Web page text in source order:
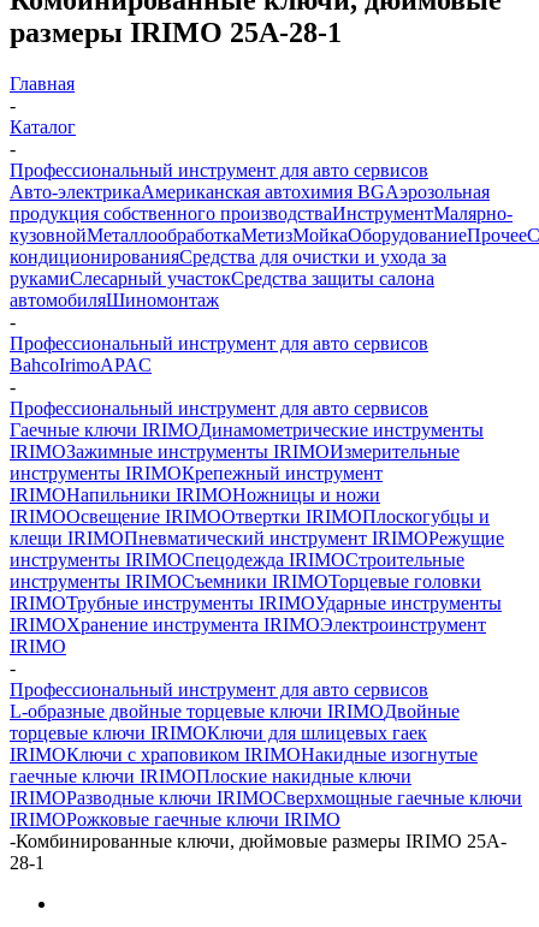
размеры IRIMO 25A-28-1
Главная
-
Каталог
-
Профессиональный инструмент для авто сервисов
Авто-электрикаАмериканская автохимия BGАэрозольная
продукция собственного производстваИнструментМалярно-
кузовнойМеталлообработкаМетизМойкаОборудованиеПрочее
кондиционированияСредства для очистки и ухода за
рукамиСлесарный участокСредства защиты салона
автомобиляШиномонтаж
-
Профессиональный инструмент для авто сервисов
BahcoIrimoAPAC
-
Профессиональный инструмент для авто сервисов
Гаечные ключи IRIMOДинамометрические инструменты
IRIMOЗажимные инструменты IRIMOИзмерительные
инструменты IRIMOКрепежный инструмент
IRIMOНапильники IRIMOНожницы и ножи
IRIMOОсвещение IRIMOОтвертки IRIMOПлоскогубцы и
клещи IRIMOПневматический инструмент IRIMOРежущие
инструменты IRIMOСпецодежда IRIMOСтроительные
инструменты IRIMOСъемники IRIMOТорцевые головки
IRIMOТрубные инструменты IRIMOУдарные инструменты
IRIMOХранение инструмента IRIMOЭлектроинструмент
IRIMO
-
Профессиональный инструмент для авто сервисов
L-образные двойные торцевые ключи IRIMOДвойные
торцевые ключи IRIMOКлючи для шлицевых гаек
IRIMOКлючи с храповиком IRIMOНакидные изогнутые
гаечные ключи IRIMOПлоские накидные ключи
IRIMOРазводные ключи IRIMOСверхмощные гаечные ключи
IRIMOРожковые гаечные ключи IRIMO
-Комбинированные ключи, дюймовые размеры IRIMO 25A-
28-1